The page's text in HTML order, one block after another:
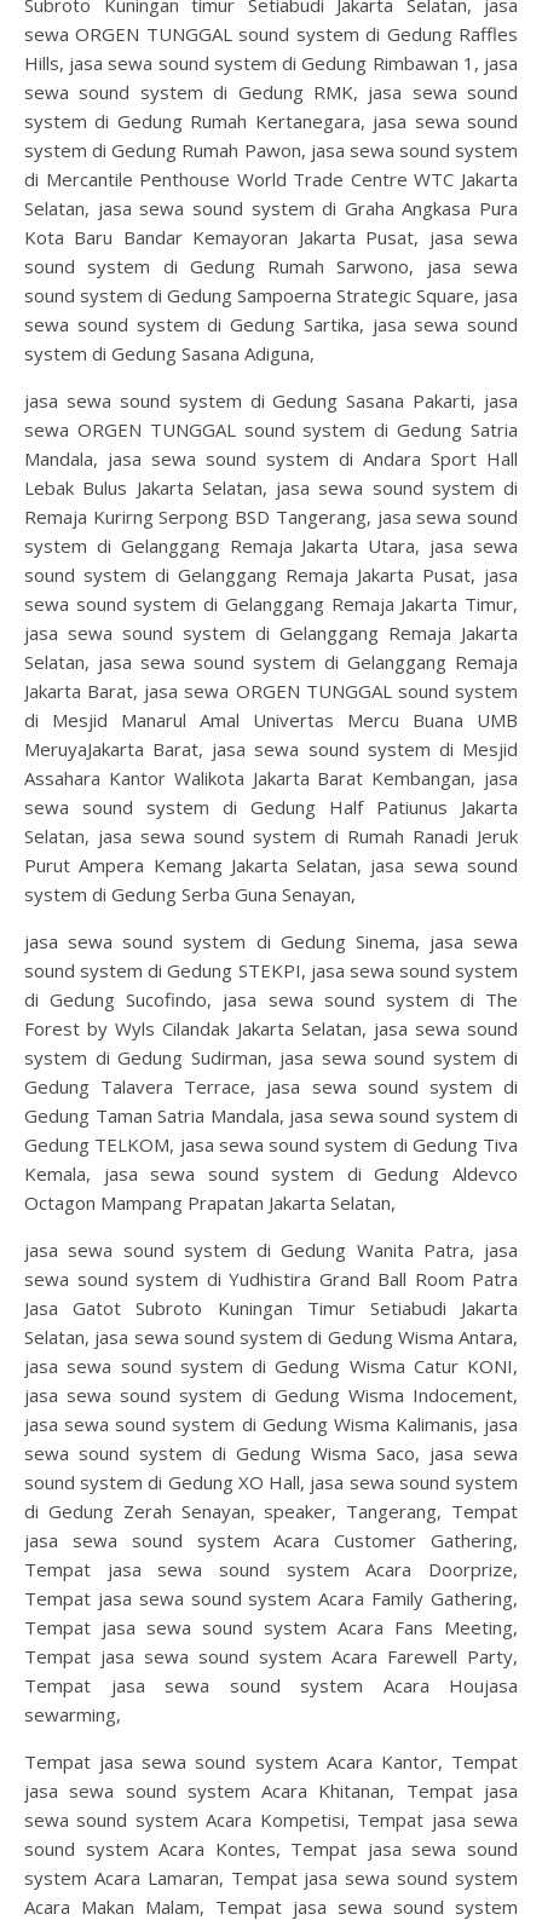
sewa ORGEN TUNGGAL sound system di Gedung Raffles
Hills, jasa sewa sound system di Gedung Rimbawan 1, jasa
sewa sound system di Gedung RMK, jasa sewa sound
system di Gedung Rumah Kertanegara, jasa sewa sound
system di Gedung Rumah Pawon, jasa sewa sound system
di Mercantile Penthouse World Trade Centre WTC Jakarta
Selatan, jasa sewa sound system di Graha Angkasa Pura
Kota Baru Bandar Kemayoran Jakarta Pusat, jasa sewa
sound system di Gedung Rumah Sarwono, jasa sewa
sound system di Gedung Sampoerna Strategic Square, jasa
sewa sound system di Gedung Sartika, jasa sewa sound
system di Gedung Sasana Adiguna,
jasa sewa sound system di Gedung Sasana Pakarti, jasa
sewa ORGEN TUNGGAL sound system di Gedung Satria
Mandala, jasa sewa sound system di Andara Sport Hall
Lebak Bulus Jakarta Selatan, jasa sewa sound system di
Remaja Kurirng Serpong BSD Tangerang, jasa sewa sound
system di Gelanggang Remaja Jakarta Utara, jasa sewa
sound system di Gelanggang Remaja Jakarta Pusat, jasa
sewa sound system di Gelanggang Remaja Jakarta Timur,
jasa sewa sound system di Gelanggang Remaja Jakarta
Selatan, jasa sewa sound system di Gelanggang Remaja
Jakarta Barat, jasa sewa ORGEN TUNGGAL sound system
di Mesjid Manarul Amal Univertas Mercu Buana UMB
MeruyaJakarta Barat, jasa sewa sound system di Mesjid
Assahara Kantor Walikota Jakarta Barat Kembangan, jasa
sewa sound system di Gedung Half Patiunus Jakarta
Selatan, jasa sewa sound system di Rumah Ranadi Jeruk
Purut Ampera Kemang Jakarta Selatan, jasa sewa sound
system di Gedung Serba Guna Senayan,
jasa sewa sound system di Gedung Sinema, jasa sewa
sound system di Gedung STEKPI, jasa sewa sound system
di Gedung Sucofindo, jasa sewa sound system di The
Forest by Wyls Cilandak Jakarta Selatan, jasa sewa sound
system di Gedung Sudirman, jasa sewa sound system di
Gedung Talavera Terrace, jasa sewa sound system di
Gedung Taman Satria Mandala, jasa sewa sound system di
Gedung TELKOM, jasa sewa sound system di Gedung Tiva
Kemala, jasa sewa sound system di Gedung Aldevco
Octagon Mampang Prapatan Jakarta Selatan,
jasa sewa sound system di Gedung Wanita Patra, jasa
sewa sound system di Yudhistira Grand Ball Room Patra
Jasa Gatot Subroto Kuningan Timur Setiabudi Jakarta
Selatan, jasa sewa sound system di Gedung Wisma Antara,
jasa sewa sound system di Gedung Wisma Catur KONI,
jasa sewa sound system di Gedung Wisma Indocement,
jasa sewa sound system di Gedung Wisma Kalimanis, jasa
sewa sound system di Gedung Wisma Saco, jasa sewa
sound system di Gedung XO Hall, jasa sewa sound system
di Gedung Zerah Senayan, speaker, Tangerang, Tempat
jasa sewa sound system Acara Customer Gathering,
Tempat jasa sewa sound system Acara Doorprize,
Tempat jasa sewa sound system Acara Family Gathering,
Tempat jasa sewa sound system Acara Fans Meeting,
Tempat jasa sewa sound system Acara Farewell Party,
Tempat jasa sewa sound system Acara Houjasa
sewarming,
Tempat jasa sewa sound system Acara Kantor, Tempat
jasa sewa sound system Acara Khitanan, Tempat jasa
sewa sound system Acara Kompetisi, Tempat jasa sewa
sound system Acara Kontes, Tempat jasa sewa sound
system Acara Lamaran, Tempat jasa sewa sound system
Acara Makan Malam, Tempat jasa sewa sound system